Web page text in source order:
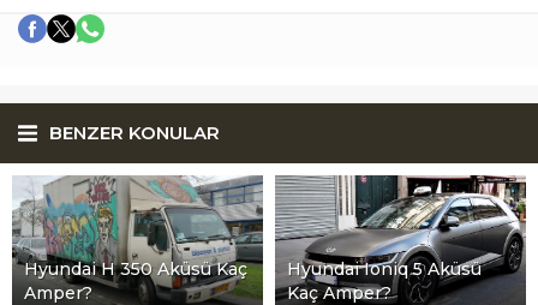
BENZER KONULAR
Hyundai H 350 Aküsü Kaç
Amper?
Hyundai Ioniq 5 Aküsü
Kaç Amper?